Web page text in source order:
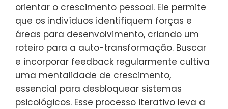
orientar o crescimento pessoal. Ele permite
que os indivíduos identifiquem forças e
áreas para desenvolvimento, criando um
roteiro para a auto-transformação. Buscar
e incorporar feedback regularmente cultiva
uma mentalidade de crescimento,
essencial para desbloquear sistemas
psicológicos. Esse processo iterativo leva a